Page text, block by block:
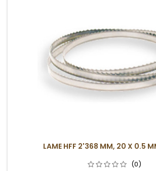
LAME HFF 2'368 MM, 20 X 0.5
(0)